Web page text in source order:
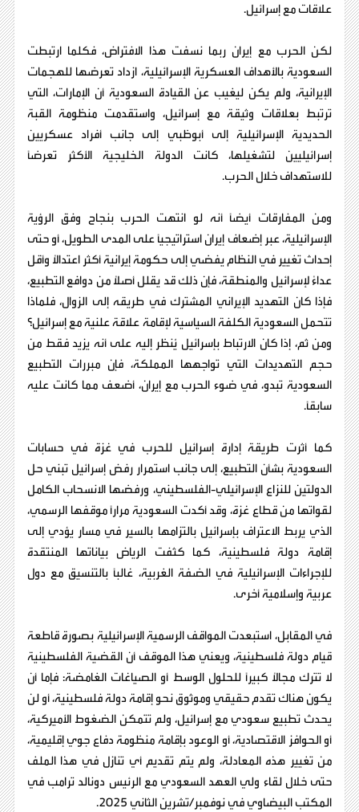
علاقات مع إسرائيل.
لكن الحرب مع إيران ربما نسفت هذا الافتراض، فكلما ارتبطت
السعودية بالأهداف العسكرية الإسرائيلية، ازداد تعرضها للهجمات
الإيرانية، ولم يكن ليغيب عن القيادة السعودية أن الإمارات، التي
ترتبط بعلاقات وثيقة مع إسرائيل، واستقدمت منظومة القبة
الحديدية الإسرائيلية إلى أبوظبي إلى جانب أفراد عسكريين
إسرائيليين لتشغيلها، كانت الدولة الخليجية الأكثر تعرضًا
للاستهداف خلال الحرب.
ومن المفارقات أيضًا أنه لو انتهت الحرب بنجاح وفق الرؤية
الإسرائيلية، عبر إضعاف إيران استراتيجيًا على المدى الطويل، أو حتى
إحداث تغيير في النظام يفضي إلى حكومة إيرانية أكثر اعتدالًا وأقل
عداءً لإسرائيل والمنطقة، فإن ذلك قد يقلل أصلًا من دوافع التطبيع،
فإذا كان التهديد الإيراني المشترك في طريقه إلى الزوال، فلماذا
تتحمل السعودية الكلفة السياسية لإقامة علاقة علنية مع إسرائيل؟
ومن ثم، إذا كان الارتباط بإسرائيل يُنظر إليه على أنه يزيد فقط من
حجم التهديدات التي تواجهها المملكة، فإن مبررات التطبيع
السعودية تبدو، في ضوء الحرب مع إيران، أضعف مما كانت عليه
سابقًا.
كما أثرت طريقة إدارة إسرائيل للحرب في غزة في حسابات
السعودية بشأن التطبيع، إلى جانب استمرار رفض إسرائيل تبني حل
الدولتين للنزاع الإسرائيلي-الفلسطيني، ورفضها الانسحاب الكامل
لقواتها من قطاع غزة، وقد أكدت السعودية مرارًا موقفها الرسمي،
الذي يربط الاعتراف بإسرائيل بالتزامها بالسير في مسار يؤدي إلى
إقامة دولة فلسطينية، كما كثفت الرياض بياناتها المنتقدة
للإجراءات الإسرائيلية في الضفة الغربية، غالبًا بالتنسيق مع دول
عربية وإسلامية أخرى.
في المقابل، استبعدت المواقف الرسمية الإسرائيلية بصورة قاطعة
قيام دولة فلسطينية، ويعني هذا الموقف أن القضية الفلسطينية
لا تترك مجالًا كبيرًا للحلول الوسط أو الصياغات الغامضة: فإما أن
يكون هناك تقدم حقيقي وموثوق نحو إقامة دولة فلسطينية، أو لن
يحدث تطبيع سعودي مع إسرائيل، ولم تتمكن الضغوط الأميركية،
أو الحوافز الاقتصادية، أو الوعود بإقامة منظومة دفاع جوي إقليمية،
من تغيير هذه المعادلة، ولم يتم تقديم أي تنازل في هذا الملف
حتى خلال لقاء ولي العهد السعودي مع الرئيس دونالد ترامب في
المكتب البيضاوي في نوفمبر/تشرين الثاني 2025.